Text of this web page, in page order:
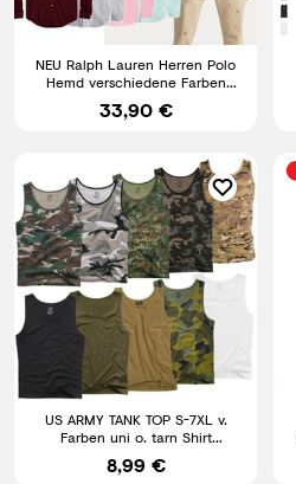
NEU Ralph Lauren Herren Polo
Hemd verschiedene Farben
Baumwolle
33,90 €
US ARMY TANK TOP S-7XL v.
Farben uni o. tarn Shirt
Achselshirt Muskelshirt camo
8,99 €